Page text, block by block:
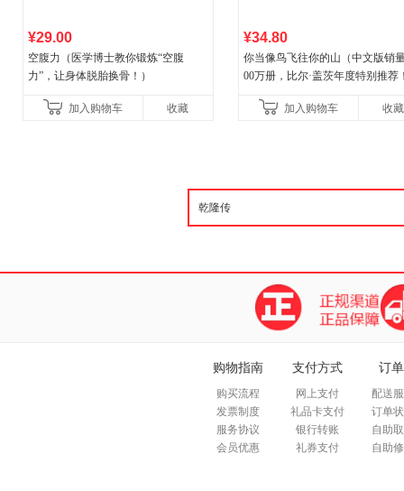
¥29.00
空腹力（医学博士教你锻炼“空腹
力”，让身体脱胎换骨！）
加入购物车 收藏
¥34.80
你当像鸟飞往你的山（中文版销
00万册，比尔·盖茨年度特别推荐
比你听说的还要
加入购物车 收藏
购物指南
购买流程
发票制度
服务协议
会员优惠
支付方式
网上支付
礼品卡支付
银行转账
礼券支付
订
配送
订单
自助
自助